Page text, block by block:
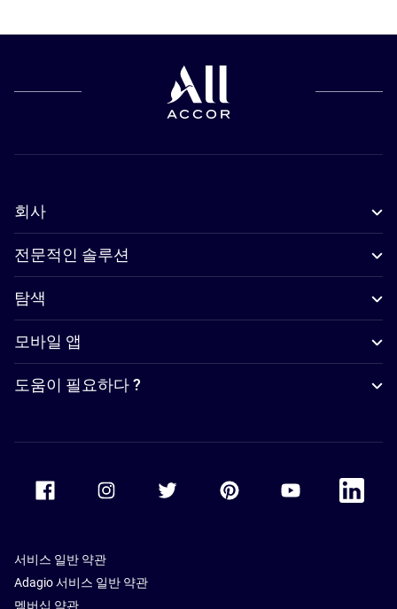
회사
전문적인 솔루션
탐색
모바일 앱
도움이 필요하다 ?
Accor Facebook Accor TwitterAccor PinterestAccor Youtube
Accor
서비스 일반 약관
Adagio 서비스 일반 약관
멤버십 약관